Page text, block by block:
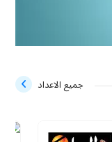
جميع الاعداد